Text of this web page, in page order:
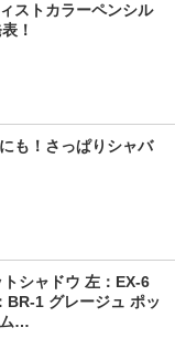
ストカラーペンシル
！
も！さっぱりシャバ
シャドウ 左：EX-6
BR-1 グレージュ ポッ
ム…